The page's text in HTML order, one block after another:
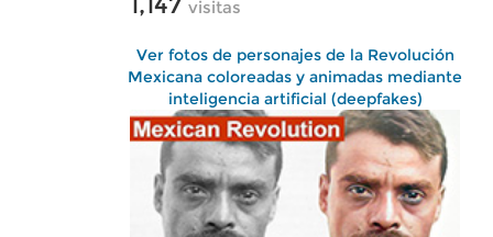
visitas
Ver fotos de personajes de la Revolución
Mexicana coloreadas y animadas mediante
inteligencia artificial (deepfakes)